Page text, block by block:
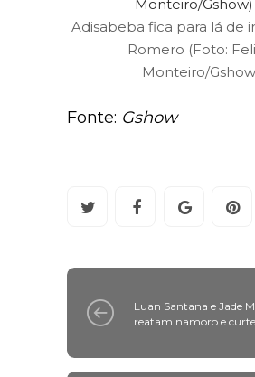
Adisabeba fica para lá de
Romero (Foto:
Monteiro/
Fonte: Gshow
Luan Santana e Jade
reatam namoro e